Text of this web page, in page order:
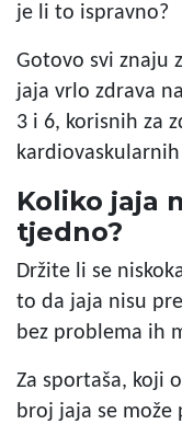
je li to ispravno?
Gotovo svi znaju
jaja vrlo zdrava
3 i 6, korisnih za
Koliko jaja
tjedno?
Držite li se
to da jaja nisu
bez problema ih
Za sportaša, koji
broj jaja se